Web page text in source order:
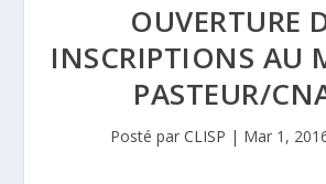
OUVERTURE
INSCRIPTIONS AU
PASTEUR/
Posté par CLISP | Mar 1,